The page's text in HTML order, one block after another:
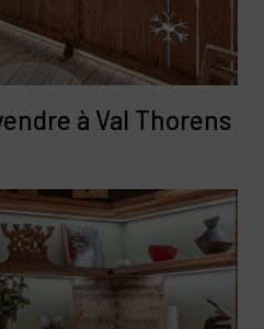
à Val Thorens